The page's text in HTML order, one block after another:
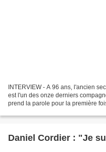
INTERVIEW - A 96 ans, l'ancien
est l'un des onze derniers
prend la parole pour la première
Daniel Cordier : "Je